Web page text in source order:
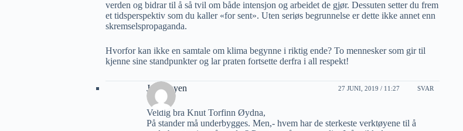
verden og bidrar til å så tvil om både intensjon og arbeidet de gjør. Dessuten setter du frem
et tidsperspektiv som du kaller «for sent». Uten seriøs begrunnelse er dette ikke annet enn
skremselspropaganda.
Hvorfor kan ikke en samtale om klima begynne i riktig ende? To mennesker som gir til
kjenne sine standpunkter og lar praten fortsette derfra i all respekt!
Jan Mayen 27 JUNI, 2019 / 11:27 SVAR
Veldig bra Knut Torfinn Øydna,
På stander må underbygges. Men,- hvem har de sterkeste verktøyene til å